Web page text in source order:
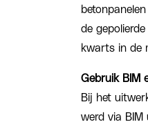
de
kwarts in de
Gebruik BIM
Bij het
werd via BIM